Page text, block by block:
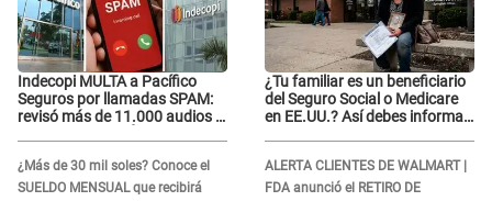
Indecopi MULTA a Pacífico
Seguros por llamadas SPAM:
revisó más de 11.000 audios y
¿Más de 30 mil soles? Conoce el
SUELDO MENSUAL que recibirá
¿Tu familiar es un beneficiario
del Seguro Social o Medicare
en EE.UU.? Así debes informar
ALERTA CLIENTES DE WALMART |
FDA anunció el RETIRO DE